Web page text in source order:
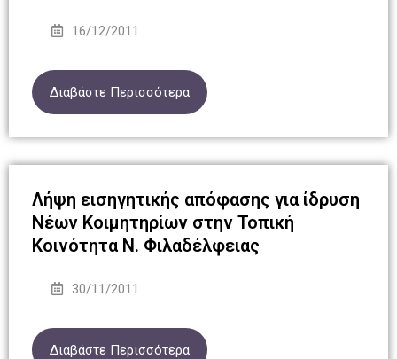
16/12/2011
Διαβάστε Περισσότερα
Λήψη εισηγητικής απόφασης για ίδρυση
Νέων Κοιμητηρίων στην Τοπική
Κοινότητα Ν. Φιλαδέλφειας
30/11/2011
Διαβάστε Περισσότερα